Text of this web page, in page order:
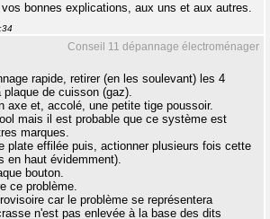
bonnes explications, aux uns et aux autres.
Conseil 11 dépannage électroménager
rapide, retirer (en les soulevant) les 4
plaque de cuisson (gaz).
axe et, accolé, une petite tige poussoir.
mais il est probable que ce système est
marques.
plate effilée puis, actionner plusieurs fois cette
en haut évidemment).
bouton.
ce problème.
car le problème se représentera
n'est pas enlevée à la base des dits